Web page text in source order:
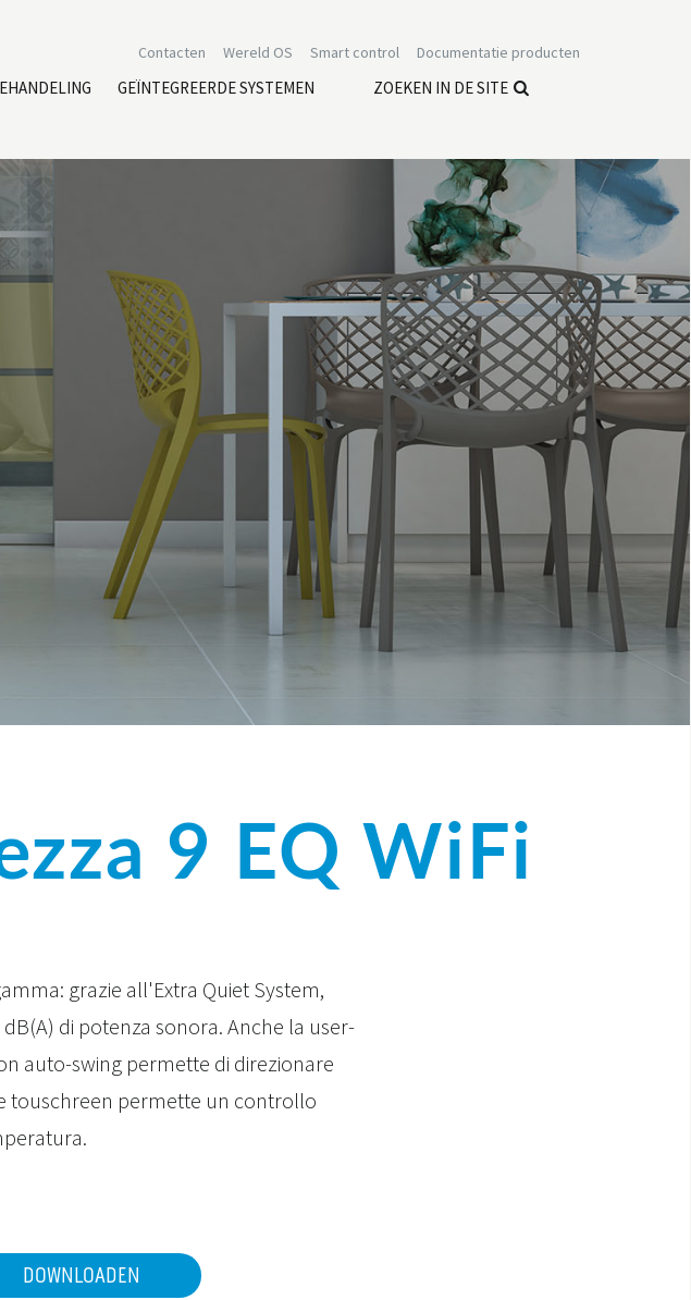
Documentatie producten
Smart control
Wereld OS
Contacten
GEÏNTEGREERDE SYSTEMEN
ZOEKEN IN DE SITE
9 EQ WiFi
grazie all'Extra Quiet System,
di potenza sonora. Anche la user-
auto-swing permette di direzionare
touschreen permette un controllo
DOWNLOADEN